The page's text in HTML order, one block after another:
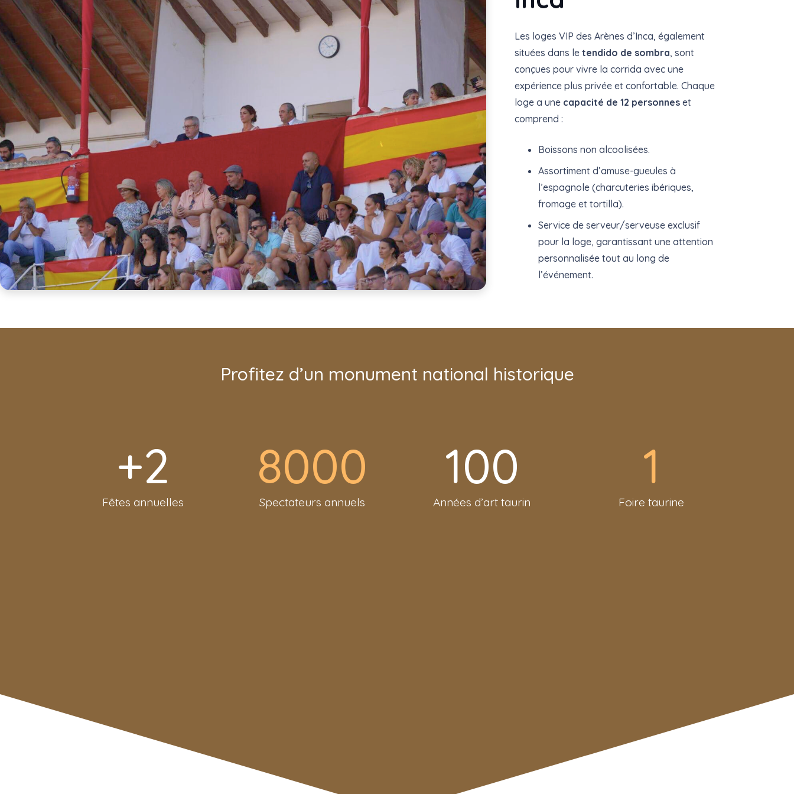
Les loges VIP des Arènes d’Inca, également
situées dans le tendido de sombra, sont
conçues pour vivre la corrida avec une
expérience plus privée et confortable. Chaque
loge a une capacité de 12 personnes et
comprend :
Boissons non alcoolisées.
Assortiment d’amuse-gueules à
l’espagnole (charcuteries ibériques,
fromage et tortilla).
Service de serveur/serveuse exclusif
pour la loge, garantissant une attention
personnalisée tout au long de
l’événement.
Profitez d’un monument national historique
+2
Fêtes annuelles
8000
Spectateurs annuels
100
Années d’art taurin
1
Foire taurine